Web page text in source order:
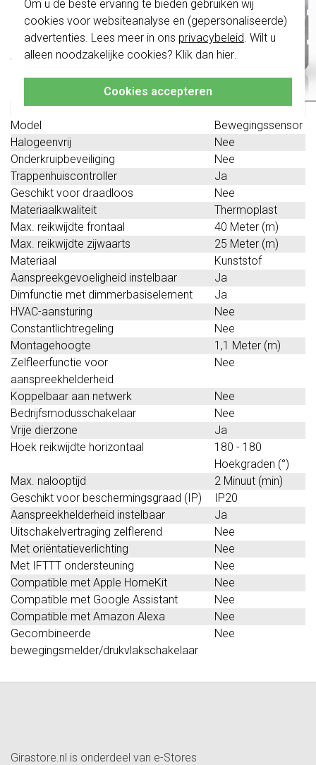
Om u de beste ervaring te bieden gebruiken wij
cookies voor websiteanalyse en (gepersonaliseerde)
advertenties. Lees meer in ons privacybeleid . Wilt u
alleen noodzakelijke cookies? Klik dan hier
Cookies accepteren
Technische specificaties
Specificatie
Waarde
Kleur
Grijs
Model
Bewegingssensor
Halogeenvrij
Nee
Onderkruipbeveiliging
Nee
Trappenhuiscontroller
Ja
Geschikt voor draadloos
Nee
Materiaalkwaliteit
Thermoplast
Max. reikwijdte frontaal
40 Meter (m)
Max. reikwijdte zijwaarts
25 Meter (m)
Materiaal
Kunststof
Aanspreekgevoeligheid instelbaar
Ja
Dimfunctie met dimmerbasiselement
Ja
HVAC-aansturing
Nee
Constantlichtregeling
Nee
Montagehoogte
1,1 Meter (m)
Zelfleerfunctie voor
aanspreekhelderheid
Nee
Koppelbaar aan netwerk
Nee
Bedrijfsmodusschakelaar
Nee
Vrije dierzone
Ja
Hoek reikwijdte horizontaal
180 - 180
Hoekgraden (°)
Max. nalooptijd
2 Minuut (min)
Geschikt voor beschermingsgraad (IP)
IP20
Aanspreekhelderheid instelbaar
Ja
Uitschakelvertraging zelflerend
Nee
Met oriëntatieverlichting
Nee
Met IFTTT ondersteuning
Nee
Compatible met Apple HomeKit
Nee
Compatible met Google Assistant
Nee
Compatible met Amazon Alexa
Nee
Gecombineerde
bewegingsmelder/drukvlakschakelaar
Nee
Girastore.nl is onderdeel van e-Stores
schakelwippen zijn vernieuwd. Ze zijn
niette combineren met de schakelaars
van vóór augustus 2024.
Klik hiervoor meer informatie, zodat je